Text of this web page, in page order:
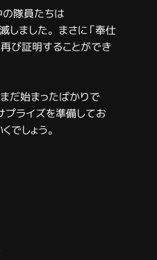
隊員たちは
しました。まさに「奉仕
び証明することができ
だ始まったばかりで
プライズを準備してお
でしょう。